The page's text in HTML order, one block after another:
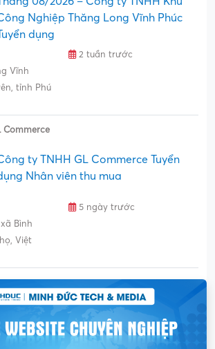
Nghiệp Thăng Long Vĩnh Phúc
dụng
2 tuần trước
Vĩnh
tỉnh Phú
Commerce
ty TNHH GL Commerce Tuyển
Nhân viên thu mua
5 ngày trước
Bình
Việt